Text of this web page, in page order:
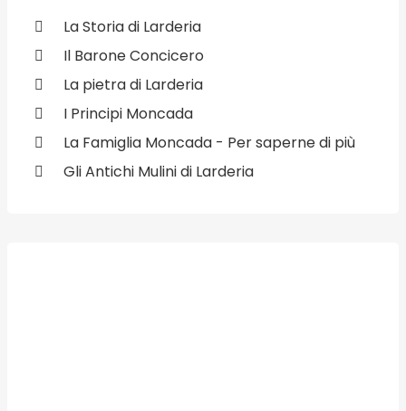
La Storia di Larderia
Il Barone Concicero
La pietra di Larderia
I Principi Moncada
La Famiglia Moncada - Per saperne di più
Gli Antichi Mulini di Larderia